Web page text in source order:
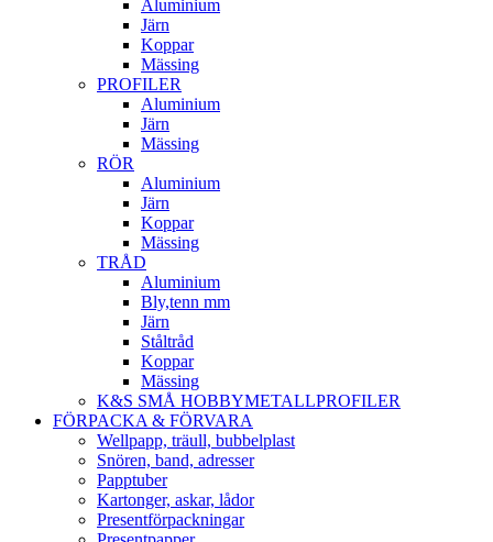
Aluminium
Järn
Koppar
Mässing
PROFILER
Aluminium
Järn
Mässing
RÖR
Aluminium
Järn
Koppar
Mässing
TRÅD
Aluminium
Bly,tenn mm
Järn
Ståltråd
Koppar
Mässing
K&S SMÅ HOBBYMETALLPROFILER
FÖRPACKA & FÖRVARA
Wellpapp, träull, bubbelplast
Snören, band, adresser
Papptuber
Kartonger, askar, lådor
Presentförpackningar